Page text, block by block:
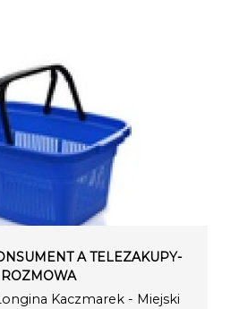
A TELEZAKUPY-
ROZMOWA
Kaczmarek - Miejski